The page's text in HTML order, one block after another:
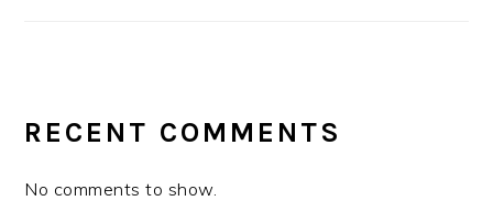
RECENT COMMENTS
No comments to show.